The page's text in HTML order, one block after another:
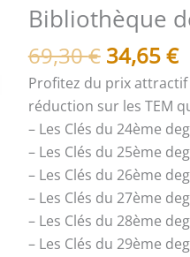
Bibliothèque
69,30€
Le
prix
initial
était :
69,30 €.
34,65€
Profitez du prix
réduction sur les TEM
– Les Clés du 24ème
– Les Clés du 25ème
– Les Clés du 26ème
– Les Clés du 27ème
– Les Clés du 28ème
– Les Clés du 29ème
quantité
Bibliothèque
des
Clés
des
Grades
24
au
30